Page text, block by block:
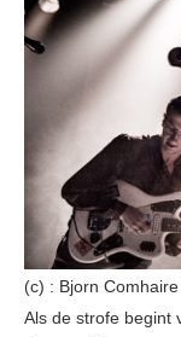
(c) : Bjorn Comhaire
Als de strofe begint